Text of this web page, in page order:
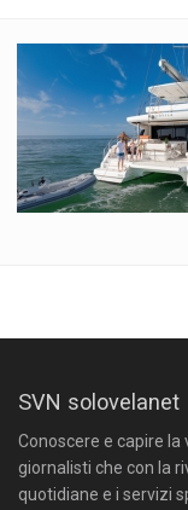
SVN solovelanet
Conoscere e capire
giornalisti che con la
quotidiane e i servizi